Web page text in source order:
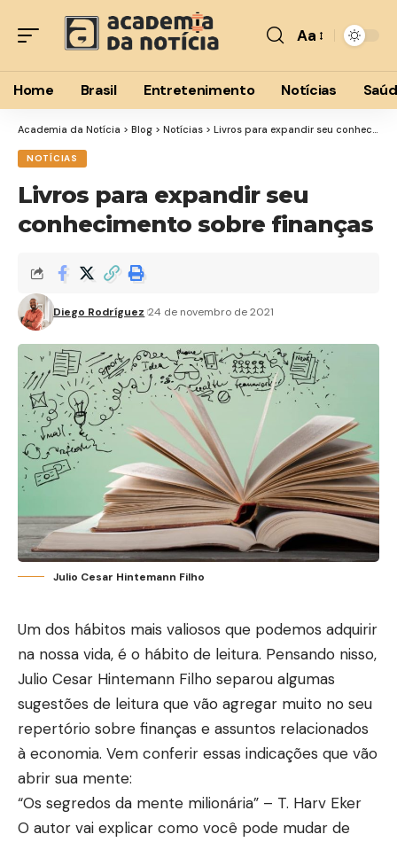
Font
Resizer
Aa
Home Brasil Entretenimento Notícias
Academia da Notícia > Blog > Notícias > Livros para expandir seu conhecimento sobre finanças
NOTÍCIAS
Livros para expandir seu
conhecimento sobre finanças
Diego Rodríguez 24 de novembro de 2021
Julio Cesar Hintemann Filho
Um dos hábitos mais valiosos que podemos adquirir
na nossa vida, é o hábito de leitura. Pensando nisso,
Julio Cesar Hintemann Filho separou algumas
sugestões de leitura que vão agregar muito no seu
repertório sobre finanças e assuntos relacionados
à economia. Vem conferir essas indicações que vão
abrir sua mente:
“Os segredos da mente milionária” – T. Harv Eker
O autor vai explicar como você pode mudar de